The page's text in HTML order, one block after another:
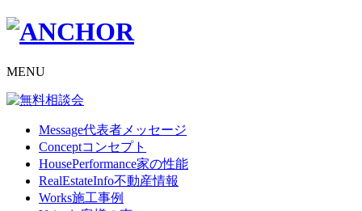
MENU
Message代表者メッセージ
Conceptコンセプト
HousePerformance家の性能
RealEstateInfo不動産情報
Works施工事例